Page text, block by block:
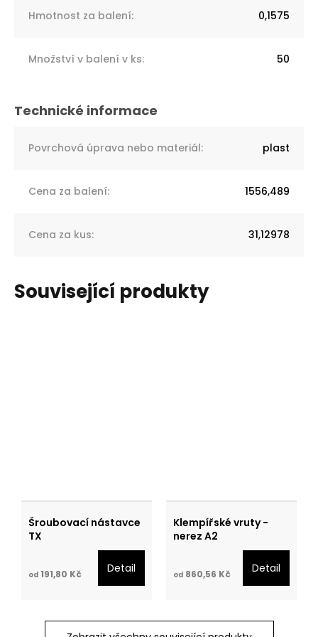
Hmotnost za balení: 0,1575
Množství v balení v ks: 50
Povrchová úprava nebo materiál: plast
Cena za balení: 1556,489
Cena za kus: 31,12978
Související produkty
Šroubovací nástavce
TX
od 191,80 Kč Detail
Klempířské vruty -
nerez A2
od 860,56 Kč Detail